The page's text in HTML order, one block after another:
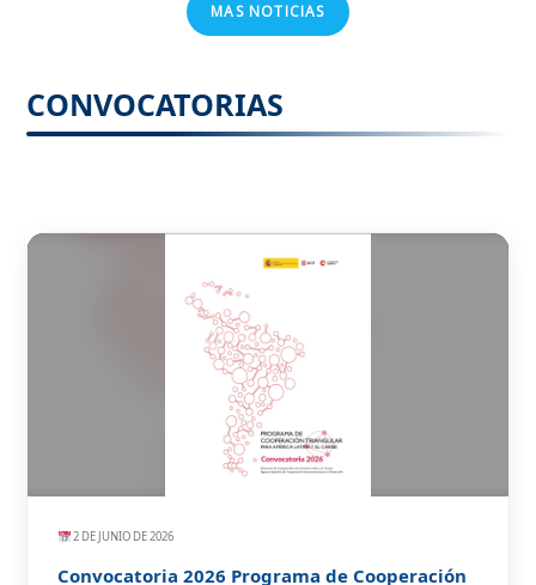
MAS NOTICIAS
CONVOCATORIAS
2 DE JUNIO DE 2026
Convocatoria 2026 Programa de Cooperación